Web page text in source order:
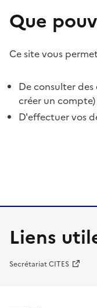
Que
Ce site vous
De consulter des
créer un compte)
D'effectuer vos
Liens
Secrétariat CITES